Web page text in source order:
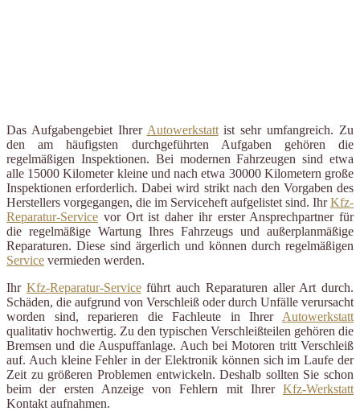
Das Aufgabengebiet Ihrer Autowerkstattist sehr umfangreich. Zu
den am häufigsten durchgeführten Aufgaben gehören die
regelmäßigen Inspektionen. Bei modernen Fahrzeugen sind etwa
alle 15000 Kilometer kleine und nach etwa 30000 Kilometern große
Inspektionen erforderlich. Dabei wird strikt nach den Vorgaben des
Herstellers vorgegangen, die im Serviceheft aufgelistet sind. IhrKfz-
Reparatur-Service vor Ort ist daher ihr erster Ansprechpartner für
die regelmäßige Wartung Ihres Fahrzeugs und außerplanmäßige
Reparaturen. Diese sind ärgerlich und können durch regelmäßigen
Service vermieden werden.
Ihr Kfz-Reparatur-Serviceführt auch Reparaturen aller Art durch.
Schäden, die aufgrund von Verschleiß oder durch Unfälle verursacht
worden sind, reparieren die Fachleute in Ihrer Autowerkstatt
qualitativ hochwertig. Zu den typischen Verschleißteilen gehören die
Bremsen und die Auspuffanlage. Auch bei Motoren tritt Verschleiß
auf. Auch kleine Fehler in der Elektronik können sich im Laufe der
Zeit zu größeren Problemen entwickeln. Deshalb sollten Sie schon
beim der ersten Anzeige von Fehlern mit Ihrer Kfz-Werkstatt
Kontakt aufnahmen.